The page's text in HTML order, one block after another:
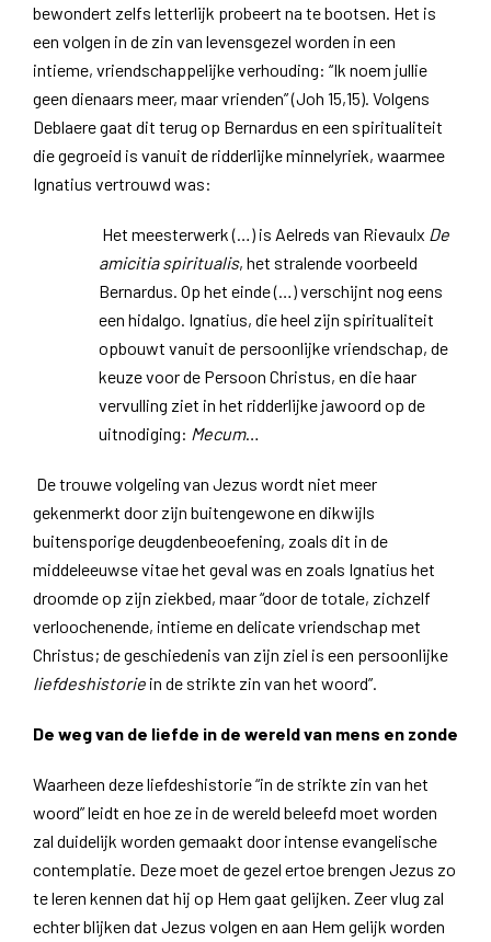
bewondert zelfs letterlijk probeert na te bootsen. Het is
een volgen in de zin van levensgezel worden in een
intieme, vriendschappelijke verhouding: “Ik noem jullie
geen dienaars meer, maar vrienden” (Joh 15,15). Volgens
Deblaere gaat dit terug op Bernardus en een spiritualiteit
die gegroeid is vanuit de ridderlijke minnelyriek, waarmee
Ignatius vertrouwd was:
Het meesterwerk (…) is Aelreds van Rievaulx De
amicitia spiritualis, het stralende voorbeeld
Bernardus. Op het einde (…) verschijnt nog eens
een hidalgo. Ignatius, die heel zijn spiritualiteit
opbouwt vanuit de persoonlijke vriendschap, de
keuze voor de Persoon Christus, en die haar
vervulling ziet in het ridderlijke jawoord op de
uitnodiging: Mecum…
De trouwe volgeling van Jezus wordt niet meer
gekenmerkt door zijn buitengewone en dikwijls
buitensporige deugdenbeoefening, zoals dit in de
middeleeuwse vitae het geval was en zoals Ignatius het
droomde op zijn ziekbed, maar “door de totale, zichzelf
verloochenende, intieme en delicate vriendschap met
Christus; de geschiedenis van zijn ziel is een persoonlijke
liefdeshistorie in de strikte zin van het woord”.
De weg van de liefde in de wereld van mens en zonde
Waarheen deze liefdeshistorie “in de strikte zin van het
woord” leidt en hoe ze in de wereld beleefd moet worden
zal duidelijk worden gemaakt door intense evangelische
contemplatie. Deze moet de gezel ertoe brengen Jezus zo
te leren kennen dat hij op Hem gaat gelijken. Zeer vlug zal
echter blijken dat Jezus volgen en aan Hem gelijk worden